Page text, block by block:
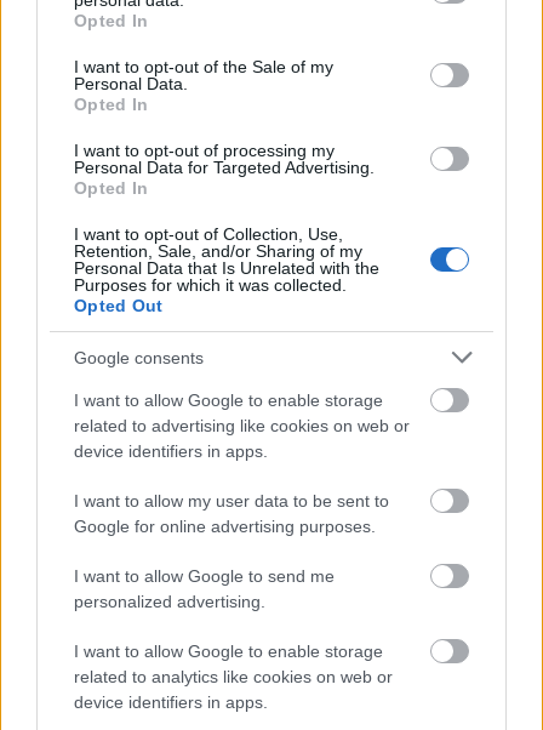
grant or deny consent to Google and its third-party tags to
use your data for below specified purposes in below Google
consent section.
Opted In
I want to opt-out of the Sale of my
Personal Data.
Opted In
I want to opt-out of processing my
Personal Data for Targeted Advertising.
Opted In
I want to opt-out of Collection, Use,
Retention, Sale, and/or Sharing of my
Personal Data that Is Unrelated with the
Purposes for which it was collected.
Opted Out
Google consents
I want to allow Google to enable storage
related to advertising like cookies on web or
device identifiers in apps.
I want to allow my user data to be sent to
Google for online advertising purposes.
I want to allow Google to send me
personalized advertising.
I want to allow Google to enable storage
related to analytics like cookies on web or
device identifiers in apps.
Las noticias de última hora de la jornada 21
23. enero 2026 PorJesus Gallo|
La jornada 21 de Comunio arranca esta noche a las 21:00 horas.
Repasamos las noticias de última hora de cada equipo antes del